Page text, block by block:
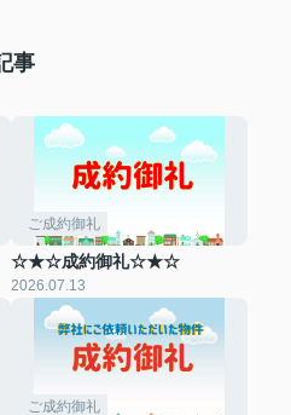
事
ご成約御礼
☆★☆成約御礼☆★☆
2026.07.13
ご成約御礼